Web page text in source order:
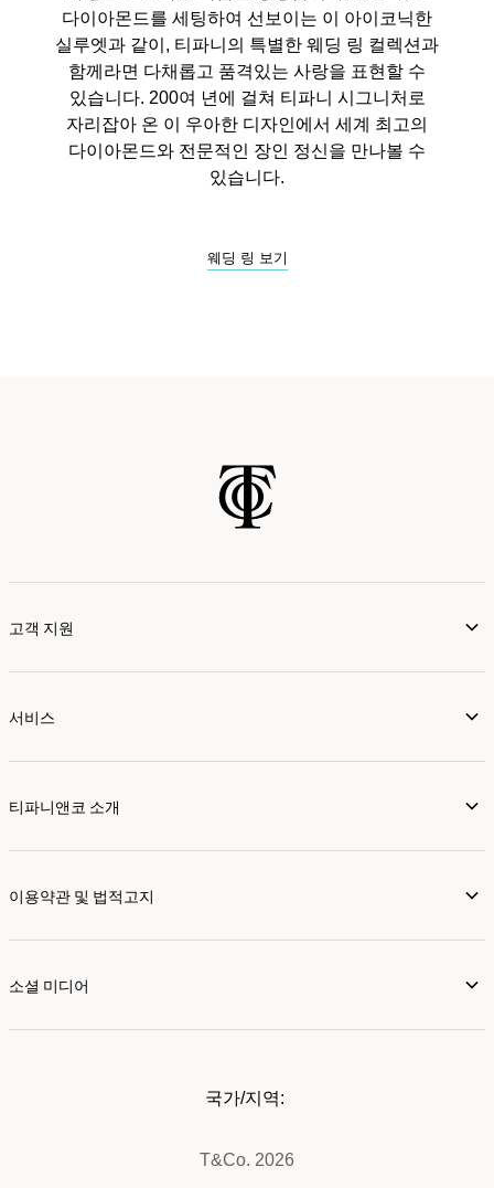
다이아몬드를 세팅하여 선보이는 이 아이코닉한
실루엣과 같이, 티파니의 특별한 웨딩 링 컬렉션과
함께라면 다채롭고 품격있는 사랑을 표현할 수
있습니다. 200여 년에 걸쳐 티파니 시그니처로
자리잡아 온 이 우아한 디자인에서 세계 최고의
다이아몬드와 전문적인 장인 정신을 만나볼 수
있습니다.
웨딩 링 보기
고객 지원
서비스
티파니앤코 소개
이용약관 및 법적고지
소셜 미디어
T&Co. 2026
국가/지역: